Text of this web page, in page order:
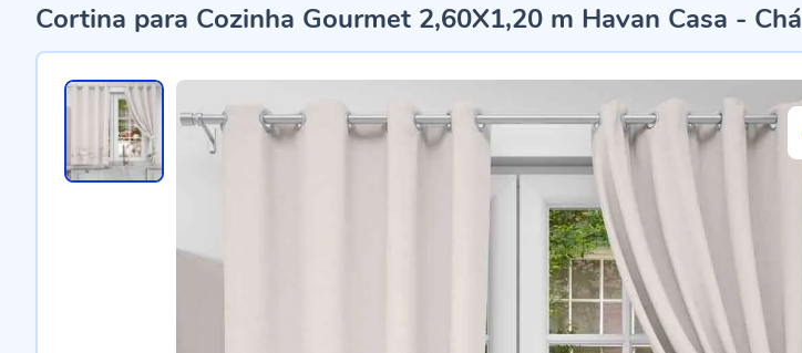
Cortina para Cozinha Gourmet 2,60X1,20 m Havan Casa - Chá